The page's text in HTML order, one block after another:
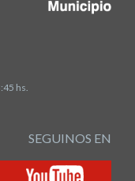
hs.
SEGUINOS EN